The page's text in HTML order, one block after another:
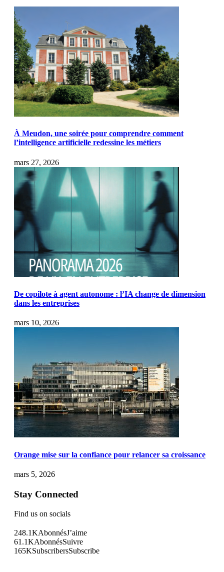
À Meudon, une soirée pour comprendre comment
l’intelligence artificielle redessine les métiers
mars 27, 2026
De copilote à agent autonome : l’IA change de dimension
dans les entreprises
mars 10, 2026
Orange mise sur la confiance pour relancer sa croissance
mars 5, 2026
Stay Connected
Find us on socials
248.1KAbonnésJ’aime
61.1KAbonnésSuivre
165KSubscribersSubscribe